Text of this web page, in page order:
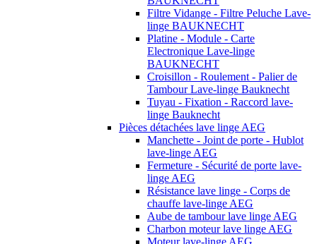
Filtre Vidange - Filtre Peluche Lave-
linge BAUKNECHT
Platine - Module - Carte
Electronique Lave-linge
BAUKNECHT
Croisillon - Roulement - Palier de
Tambour Lave-linge Bauknecht
Tuyau - Fixation - Raccord lave-
linge Bauknecht
Pièces détachées lave linge AEG
Manchette - Joint de porte - Hublot
lave-linge AEG
Fermeture - Sécurité de porte lave-
linge AEG
Résistance lave linge - Corps de
chauffe lave-linge AEG
Aube de tambour lave linge AEG
Charbon moteur lave linge AEG
Moteur lave-linge AEG